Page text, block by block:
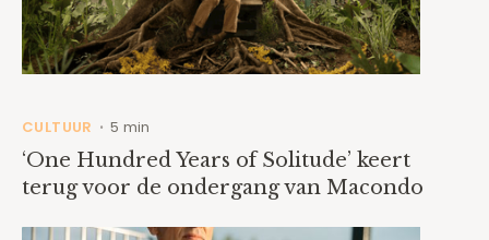
CULTUUR • 5 min
‘One Hundred Years of Solitude’ keert
terug voor de ondergang van Macondo